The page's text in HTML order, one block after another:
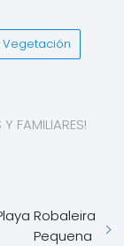
Vegetación
FAMILIARES!
Robaleira
Pequena